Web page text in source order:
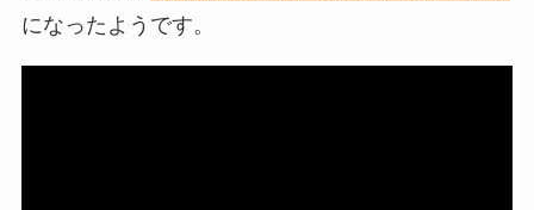
になったようです。